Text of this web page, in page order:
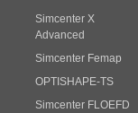
Simcenter X
Advanced
Simcenter Femap
OPTISHAPE-TS
Simcenter FLOEFD